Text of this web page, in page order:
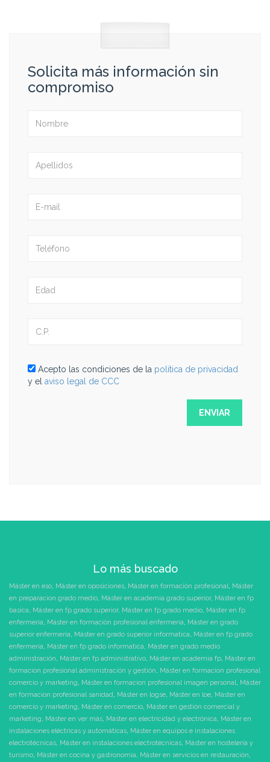
Solicita más información sin
compromiso
Acepto las condiciones de la politica de privacidad
y el aviso legal de CCC
Lo más buscado
Máster en eso, Máster en oposiciones, Máster en formación profesional, Máster
en preparacion grado medio, Máster en academia grado superior, Máster en fp
basica, Máster en fp grado superior, Máster en fp grado medio, Máster en fp
enfermeria, Máster en formación profesional enfermeria, Máster en grado
superior enfermeria, Máster en grado superior informatica, Máster en fp grado
enfermeria, Máster en fp grado informatica, Máster en grado medio
administración, Máster en fp administrativo, Máster en academia fp, Máster en
formacion profesional administración y gestión, Máster en formacion profesional
comercio y marketing, Máster en formacion profesional imagen personal, Máster
en formacion profesional sanidad, Máster en logse, Máster en loe, Máster en
comercio y marketing, Máster en comercio, Máster en gestión comercial y
marketing, Máster en ver más, Máster en electricidad y electrónica, Máster en
instalaciones eléctricas y automáticas, Máster en equipos e instalaciones
electrotécnicas, Máster en instalaciones electrotécnicas, Máster en hostelería y
turismo, Máster en cocina y gastronomía, Máster en servicios en restauración,